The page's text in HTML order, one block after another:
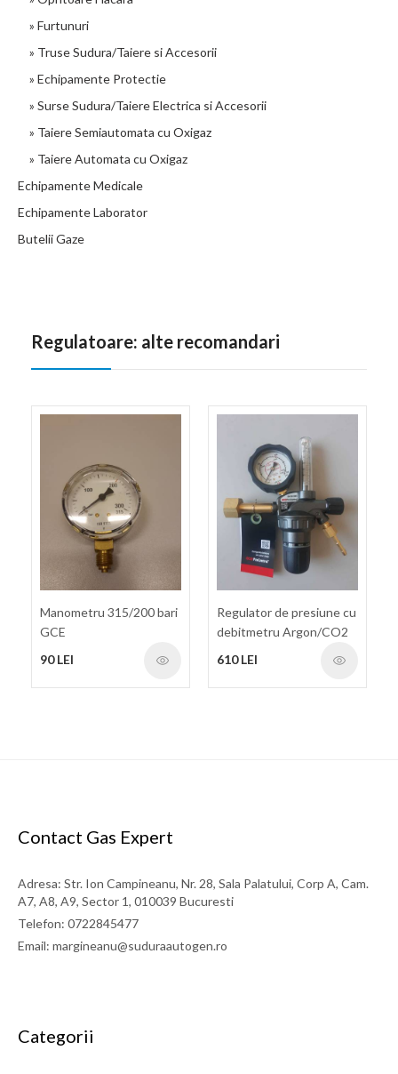
» Furtunuri
» Truse Sudura/Taiere si Accesorii
» Echipamente Protectie
» Surse Sudura/Taiere Electrica si Accesorii
» Taiere Semiautomata cu Oxigaz
» Taiere Automata cu Oxigaz
Echipamente Medicale
Echipamente Laborator
Butelii Gaze
Regulatoare: alte recomandari
Manometru 315/200 bari
GCE
90 LEI
Regulator de presiune cu
debitmetru Argon/CO2
GCE ProControl 200bari
610 LEI
Contact Gas Expert
Adresa: Str. Ion Campineanu, Nr. 28, Sala Palatului, Corp A, Cam.
A7, A8, A9, Sector 1, 010039 Bucuresti
Telefon: 0722845477
Email: margineanu@suduraautogen.ro
Categorii